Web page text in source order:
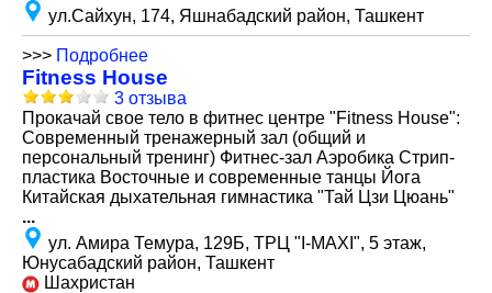
ул.Сайхун, 174, Яшнабадский район, Ташкент
>>> Подробнее
Fitness House
3 отзыва
Прокачай свое тело в фитнес центре "Fitness House":
Современный тренажерный зал (общий и
персональный тренинг) Фитнес-зал Аэробика Стрип-
пластика Восточные и современные танцы Йога
Китайская дыхательная гимнастика "Тай Цзи Цюань"
...
ул. Амира Темура, 129Б, ТРЦ "I-MAXI", 5 этаж,
Юнусабадский район, Ташкент
Шахристан